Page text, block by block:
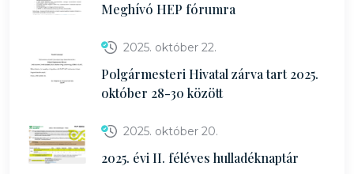
Meghívó HEP fórumra
2025. október 22.
Polgármesteri Hivatal zárva tart 2025.
október 28-30 között
2025. október 20.
2025. évi II. féléves hulladéknaptár